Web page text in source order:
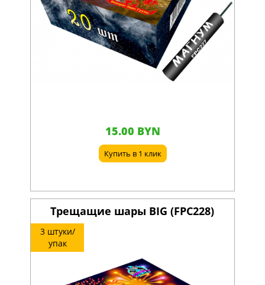
15.00 BYN
Купить в 1 клик
Трещащие шары BIG (FPC228)
3 штуки/
упак